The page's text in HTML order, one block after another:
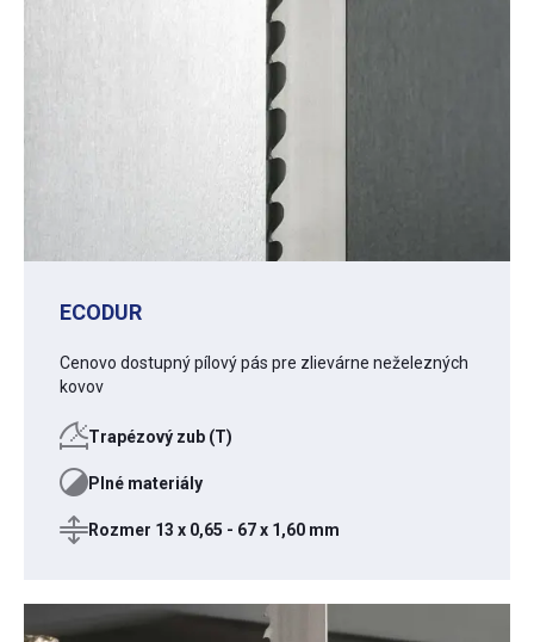
ECODUR
Cenovo dostupný pílový pás pre zlievárne neželezných
kovov
Trapézový zub (T)
Plné materiály
Rozmer 13 x 0,65 - 67 x 1,60 mm